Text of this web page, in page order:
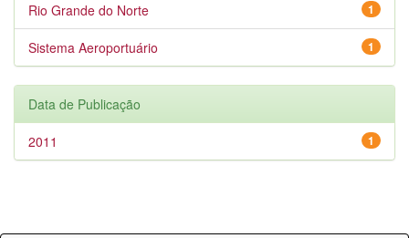
1
Rio Grande do Norte
1
Sistema Aeroportuário
Data de Publicação
1
2011